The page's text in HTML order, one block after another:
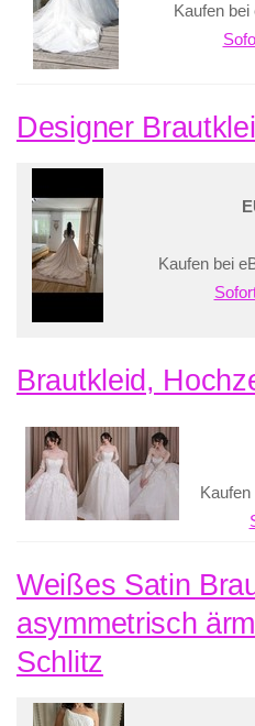
Kaufen
Designer
Kaufen bei
Brautkleid,
Weißes Satin
asymmetrisch
Schlitz